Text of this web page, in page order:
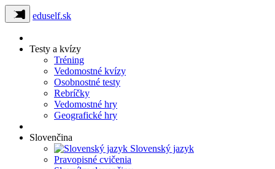
eduself.sk
Testy a kvízy
Tréning
Vedomostné kvízy
Osobnostné testy
Rebríčky
Vedomostné hry
Geografické hry
Slovenčina
Slovenský jazyk
Pravopisné cvičenia